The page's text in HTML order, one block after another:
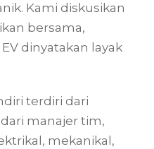
Kami diskusikan
bersama,
dinyatakan layak
terdiri dari
manajer tim,
mekanikal,